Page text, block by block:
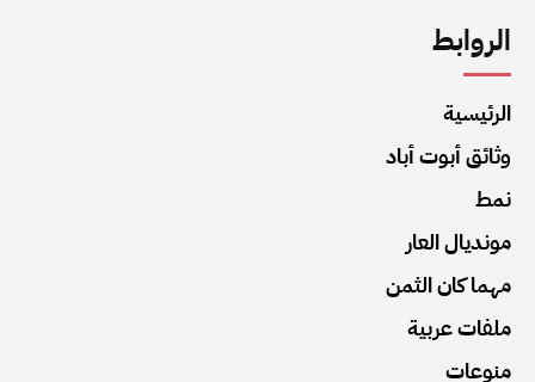
الروابط
الرئيسية
وثائق أبوت أباد
نمط
مونديال العار
مهما كان الثمن
ملفات عربية
منوعات